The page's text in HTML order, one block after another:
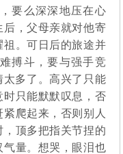
要么深深地压在心
后，父母亲就对他寄
祖。可日后的旅途并
搏斗，要与强手竞
多了。高兴了只能
只能默默叹息，否
爬起来，否则别人
顶多把指关节捏的
量。想哭，眼泪也